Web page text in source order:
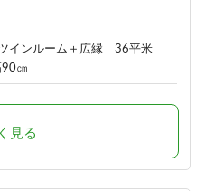
インルーム＋広縁 36平米
㎝
見る